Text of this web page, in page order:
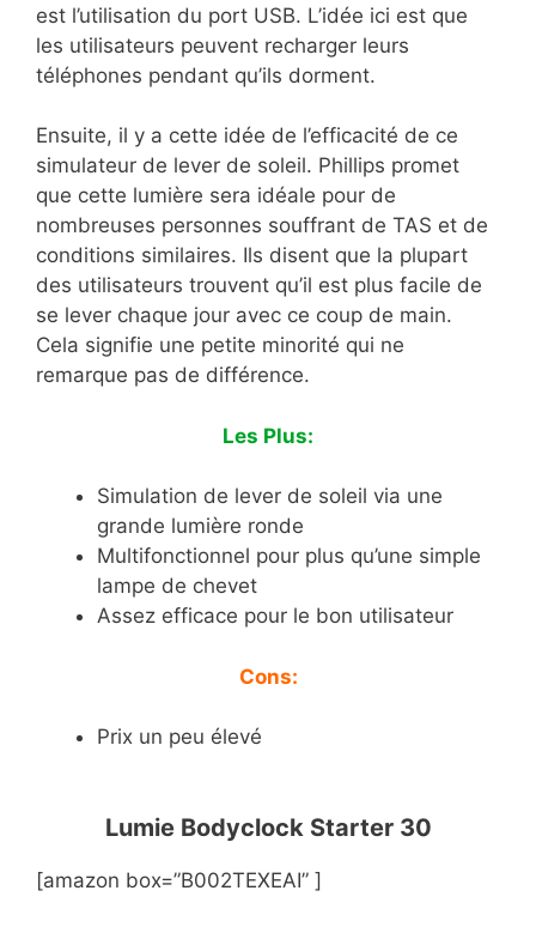
est l’utilisation du port USB. L’idée ici est que
les utilisateurs peuvent recharger leurs
téléphones pendant qu’ils dorment.
Ensuite, il y a cette idée de l’efficacité de ce
simulateur de lever de soleil. Phillips promet
que cette lumière sera idéale pour de
nombreuses personnes souffrant de TAS et de
conditions similaires. Ils disent que la plupart
des utilisateurs trouvent qu’il est plus facile de
se lever chaque jour avec ce coup de main.
Cela signifie une petite minorité qui ne
remarque pas de différence.
Les Plus:
Simulation de lever de soleil via une
grande lumière ronde
Multifonctionnel pour plus qu’une simple
lampe de chevet
Assez efficace pour le bon utilisateur
Cons:
Prix un peu élevé
Lumie Bodyclock Starter 30
[amazon box=”B002TEXEAI” ]